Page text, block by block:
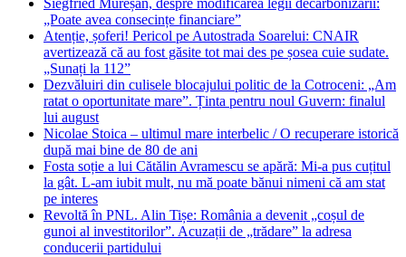
Siegfried Mureșan, despre modificarea legii decarbonizării:
„Poate avea consecințe financiare”
Atenție, șoferi! Pericol pe Autostrada Soarelui: CNAIR
avertizează că au fost găsite tot mai des pe șosea cuie sudate.
„Sunați la 112”
Dezvăluiri din culisele blocajului politic de la Cotroceni: „Am
ratat o oportunitate mare”. Ținta pentru noul Guvern: finalul
lui august
Nicolae Stoica – ultimul mare interbelic / O recuperare istorică
după mai bine de 80 de ani
Fosta soție a lui Cătălin Avramescu se apără: Mi-a pus cuțitul
la gât. L-am iubit mult, nu mă poate bănui nimeni că am stat
pe interes
Revoltă în PNL. Alin Tișe: România a devenit „coșul de
gunoi al investitorilor”. Acuzații de „trădare” la adresa
conducerii partidului